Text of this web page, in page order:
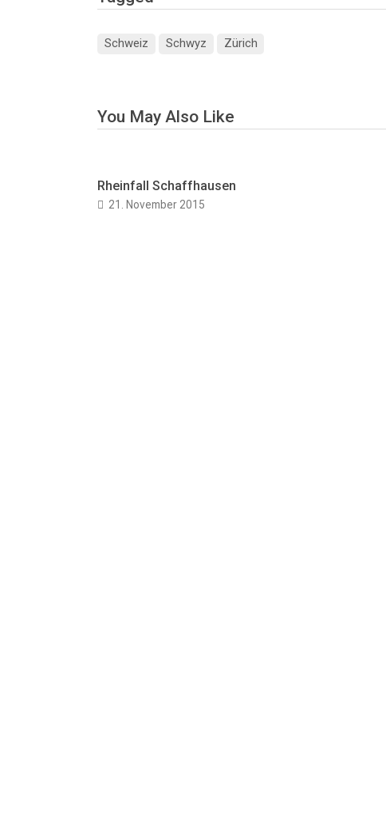
Schweiz Schwyz Zürich
You May Also Like
Rheinfall Schaffhausen
21. November 2015